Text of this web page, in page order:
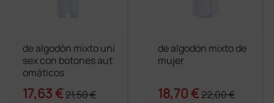
de algodón mixto uni
sex con botones aut
omáticos
17,63 €21,50 €
de algodón mixto de
mujer
18,70 €22,00 €